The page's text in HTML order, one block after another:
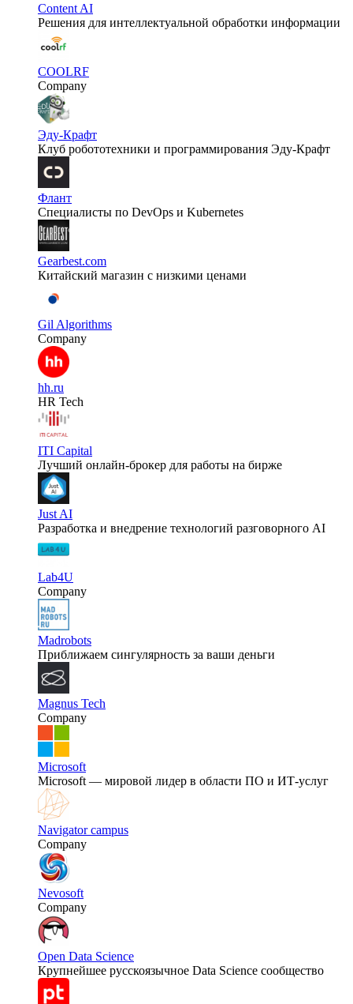
Content AI
Решения для интеллектуальной обработки информации
COOLRF
Company
Эду-Крафт
Клуб робототехники и программирования Эду-Крафт
Флант
Специалисты по DevOps и Kubernetes
Gearbest.com
Китайский магазин с низкими ценами
Gil Algorithms
Company
hh.ru
HR Tech
ITI Capital
Лучший онлайн-брокер для работы на бирже
Just AI
Разработка и внедрение технологий разговорного AI
Lab4U
Company
Madrobots
Приближаем сингулярность за ваши деньги
Magnus Tech
Company
Microsoft
Microsoft — мировой лидер в области ПО и ИТ-услуг
Navigator campus
Company
Nevosoft
Company
Open Data Science
Крупнейшее русскоязычное Data Science сообщество